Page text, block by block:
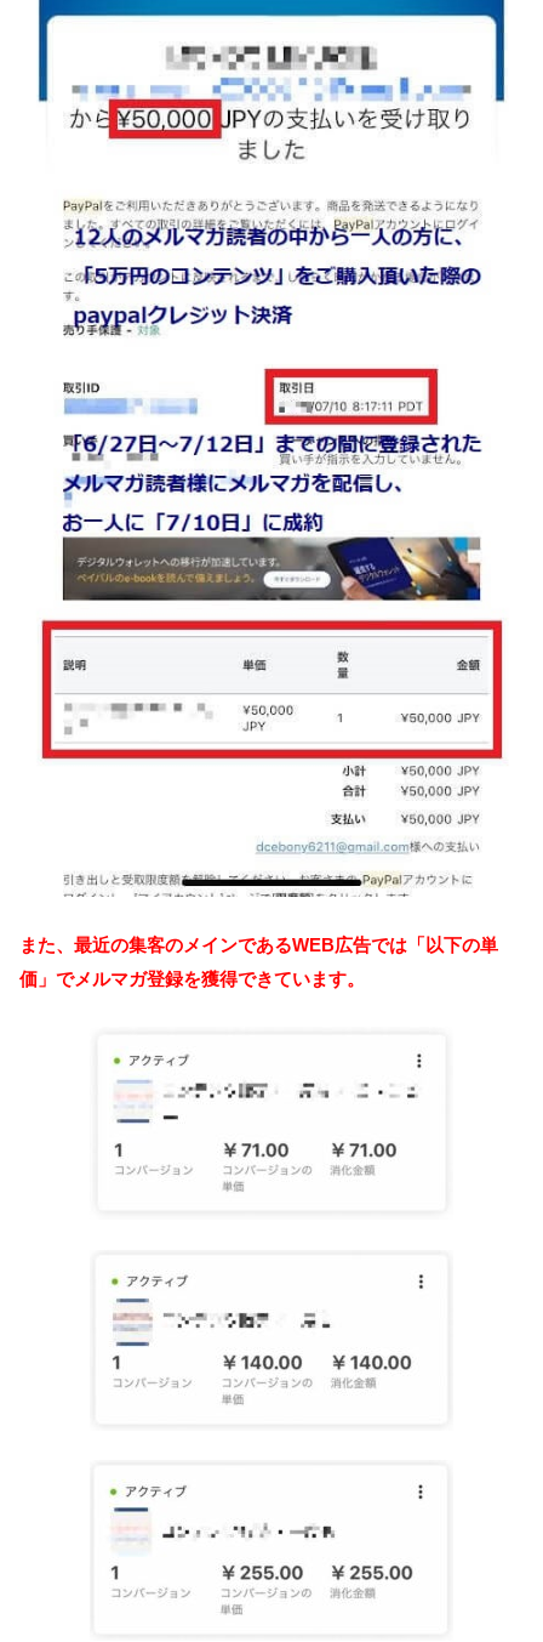
また、最近の集客のメインであるWEB広告では「以下の単
価」でメルマガ登録を獲得できています。